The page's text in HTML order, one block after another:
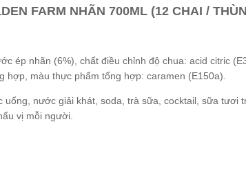
FARM NHÃN 700ML (12 CHAI /
ép nhãn (6%), chất điều chỉnh độ chua: acid citric
màu thực phẩm tổng hợp: caramen (E150a).
uống, nước giải khát, soda, trà sữa, cocktail, sữa tươi
vị mỗi người.